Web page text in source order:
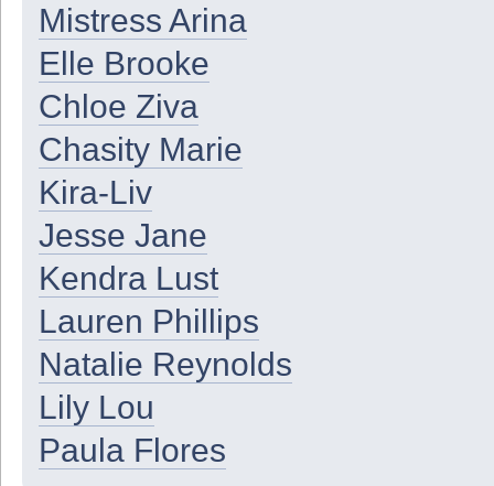
Mistress Arina
Elle Brooke
Chloe Ziva
Chasity Marie
Kira-Liv
Jesse Jane
Kendra Lust
Lauren Phillips
Natalie Reynolds
Lily Lou
Paula Flores